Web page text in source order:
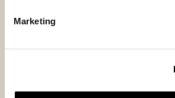
Marketing
- ziet er breekbaar uit